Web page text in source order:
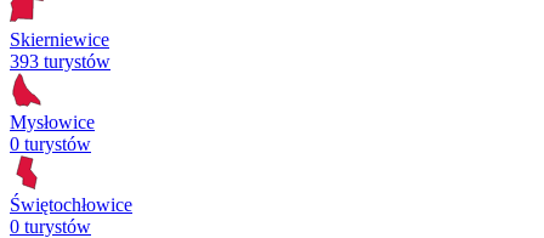
Skierniewice
393 turystów
Mysłowice
0 turystów
Świętochłowice
0 turystów